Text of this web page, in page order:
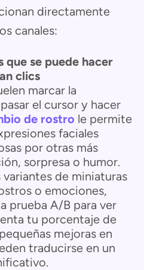
directamente
canales:
que se puede hacer
clics
marcar la
el cursor y hacer
de rostro le permite
faciales
por otras más
sorpresa o humor.
variantes de miniaturas
o emociones,
prueba A/B para ver
tu porcentaje de
mejoras en
traducirse en un